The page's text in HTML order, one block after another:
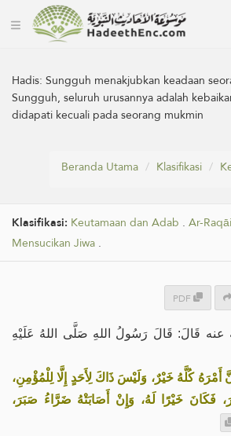
Hadis:Sungguh menakjubkan keadaan
Sungguh, seluruh urusannya adalah
didapati kecuali pada seorang mukmin
Beranda Utama Klasifikasi
Klasifikasi: Keutamaan dan Adab . Ar-
Mensucikan Jiwa .
PDF
قَالَ: قَالَ رَسُولُ اللهِ صَلَّى اللهُ عَلَيْهِ
أَمْرَهُ كُلَّهُ خَيْرٌ، وَلَيْسَ ذَاكَ لِأَحَدٍ إِلَّا لِلْمُؤْمِنِ،
فَكَانَ خَيْرًا لَهُ، وَإِنْ أَصَابَتْهُ ضَرَّاءُ صَبَرَ،